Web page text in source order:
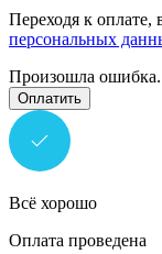
Переходя к оплате,
персональных
Произошла
Оплатить
Всё хорошо
Оплата проведена